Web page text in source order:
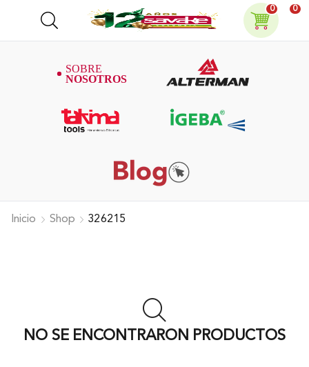
0 0
Inicio Shop 326215
NO SE ENCONTRARON PRODUCTOS